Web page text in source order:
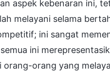
aspek kebenaran ini,
melayani selama
ini sangat
ini
orang-orang yang